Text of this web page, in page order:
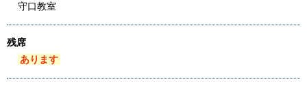
守口教室
残席
あります